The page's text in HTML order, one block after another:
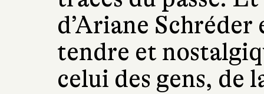
d’Ariane
tendre et
celui des gens, de